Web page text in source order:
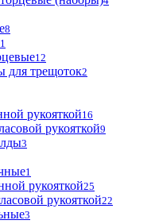
8
12
для трещоток2
рукояткой16
рукояткой9
3
1
рукояткой25
рукояткой22
3